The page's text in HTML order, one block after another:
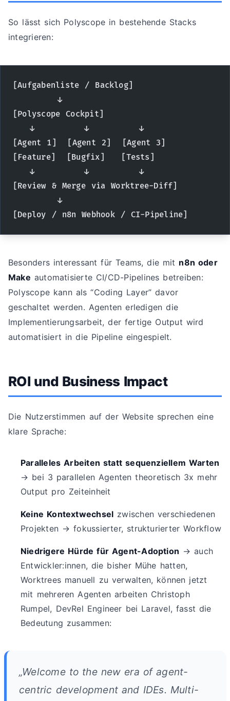
So lässt sich Polyscope in bestehende Stacks
integrieren:
[Aufgabenliste / Backlog]
        ↓
[Polyscope Cockpit]
   ↓         ↓         ↓
[Agent 1]  [Agent 2]  [Agent 3]
[Feature]  [Bugfix]   [Tests]
   ↓         ↓         ↓
[Review & Merge via Worktree-Diff]
        ↓
[Deploy / n8n Webhook / CI-Pipeline]
Besonders interessant für Teams, die mit n8n oder
Make automatisierte CI/CD-Pipelines betreiben:
Polyscope kann als “Coding Layer” davor
geschaltet werden. Agenten erledigen die
Implementierungsarbeit, der fertige Output wird
automatisiert in die Pipeline eingespielt.
ROI und Business Impact
Die Nutzerstimmen auf der Website sprechen eine
klare Sprache:
Paralleles Arbeiten statt sequenziellem Warten
→ bei 3 parallelen Agenten theoretisch 3x mehr
Output pro Zeiteinheit
Keine Kontextwechsel zwischen verschiedenen
Projekten → fokussierter, strukturierter Workflow
Niedrigere Hürde für Agent-Adoption → auch
Entwickler:innen, die bisher Mühe hatten,
Worktrees manuell zu verwalten, können jetzt
mit mehreren Agenten arbeiten Christoph
Rumpel, DevRel Engineer bei Laravel, fasst die
Bedeutung zusammen:
„Welcome to the new era of agent-
centric development and IDEs. Multi-